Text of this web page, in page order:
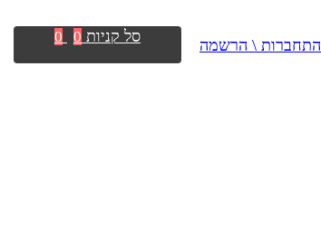
התחברות \ הרשמה סל קניות 0
0